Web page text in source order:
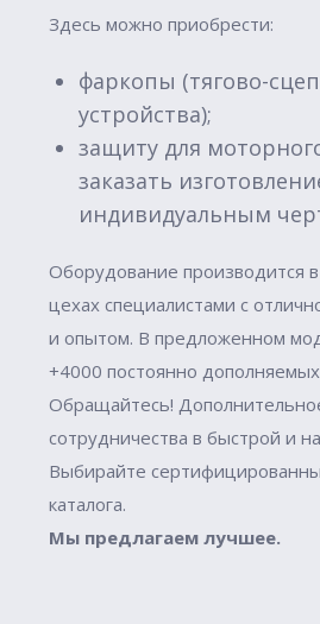
Здесь можно приобрести:
фаркопы (тягово-
устройства);
защиту для
заказать
индивидуальным
Оборудование производится
цехах специалистами с
и опытом. В предложенном
+4000 постоянно
Обращайтесь!
сотрудничества в быстрой и
Выбирайте
каталога.
Мы предлагаем лучшее.